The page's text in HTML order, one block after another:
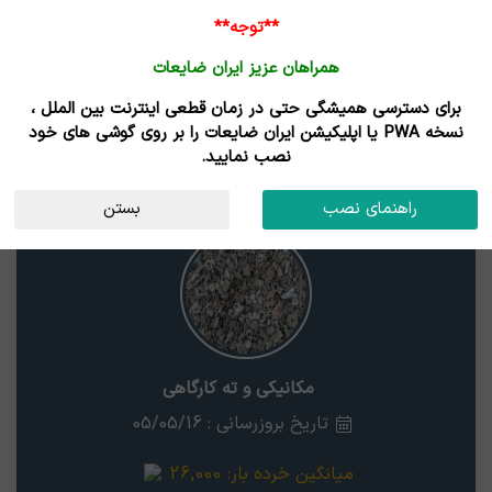
نتایج جستجوی قیمت
استان
مکانیکی و ته کارگاهی
تاریخ بروزرسانی : 05/05/16
میانگین خرده بار: 26,000
**توجه**
همراهان عزیز ایران ضایعات
برای دسترسی همیشگی حتی در زمان قطعی اینترنت بین الملل ،
نسخه PWA یا اپلیکیشن ایران ضایعات را بر روی گوشی های خود
نصب نمایید.
راهنمای نصب بستن